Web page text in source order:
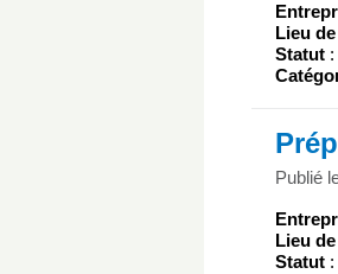
Lieu
Statut
Publié
Lieu
Statut